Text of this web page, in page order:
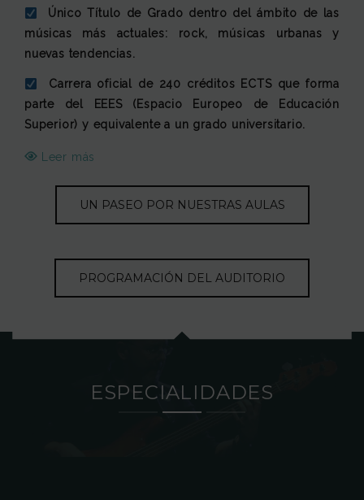
Único Título de Grado dentro del ámbito de las
músicas más actuales: rock, músicas urbanas y
nuevas tendencias.
Carrera oficial de 240 créditos ECTS que forma
parte del EEES (Espacio Europeo de Educación
Superior) y equivalente a un grado universitario.
Leer más
UN PASEO POR NUESTRAS AULAS
PROGRAMACIÓN DEL AUDITORIO
ESPECIALIDADES